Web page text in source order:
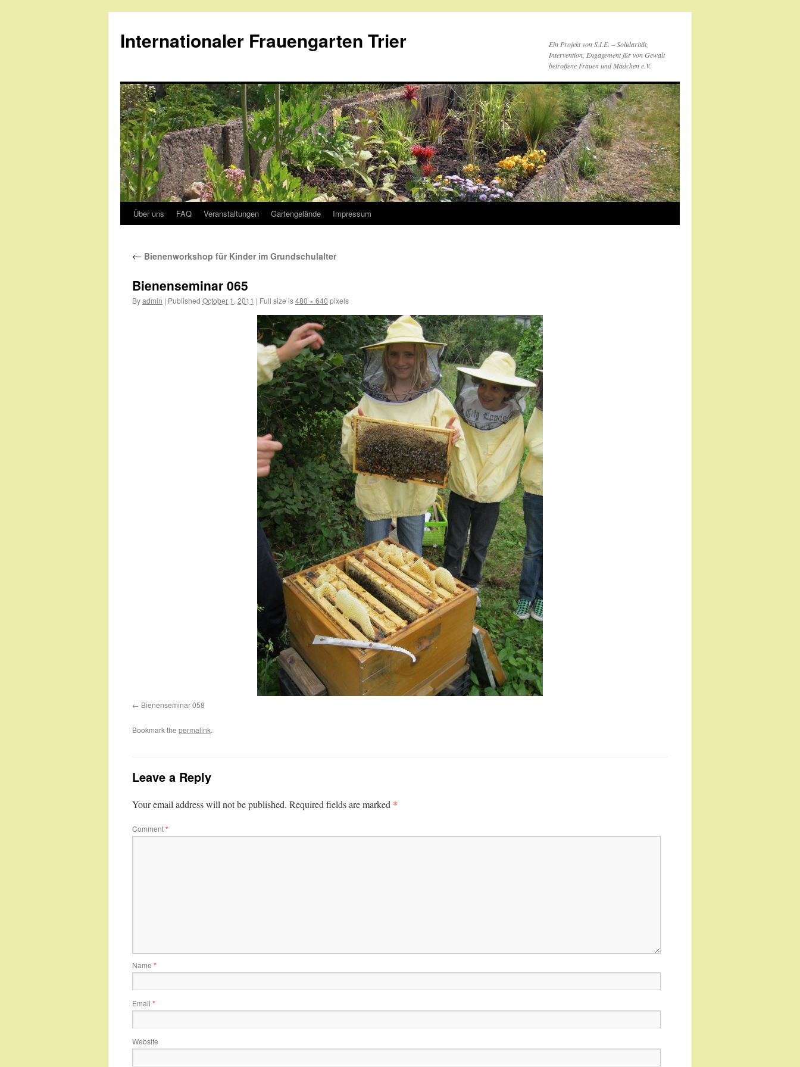
Internationaler Frauengarten Trier
Ein Projekt von S.I.E. – Solidarität,
Intervention, Engagement für von Gewalt
betroffene Frauen und Mädchen e.V.
Skip
content
Über uns FAQ Veranstaltungen Gartengelände Impressum
← Bienenworkshop für Kinder im Grundschulalter
Bienenseminar 065
Byadmin | Published October 1, 2011 | Full size is480 × 640 pixels
Bienenseminar 058
Bookmark the permalink.
Leave a Reply
Your email address will not be published. Required fields are marked *
Comment*
Name *
Email *
Website